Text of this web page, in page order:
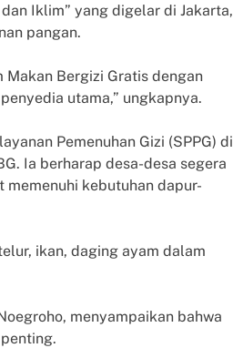
Iklim” yang digelar di Jakarta,
pangan.
Bergizi Gratis dengan
utama,” ungkapnya.
Pemenuhan Gizi (SPPG) di
Ia berharap desa-desa segera
kebutuhan dapur-
ikan, daging ayam dalam
menyampaikan bahwa